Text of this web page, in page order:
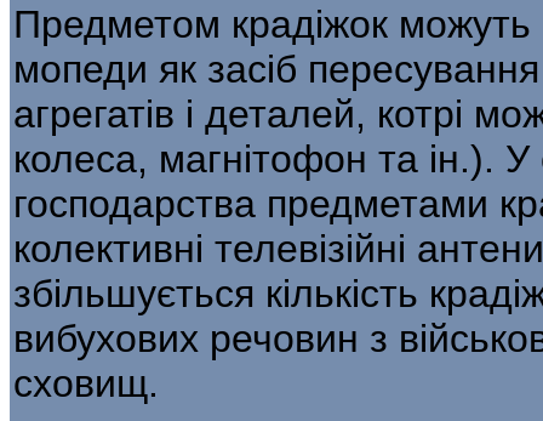
Предметом крадіжок можуть
мопеди як засіб
агрегатів і деталей, котрі
колеса, магнітофон та ін.).
господарства предметами
колективні телевізійні
збіль­шується кількість
вибухових речовин з
сховищ.